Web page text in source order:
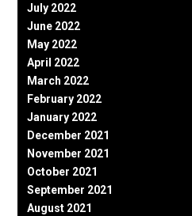
July 2022
June 2022
May 2022
April 2022
March 2022
February 2022
January 2022
December 2021
November 2021
October 2021
September 2021
August 2021